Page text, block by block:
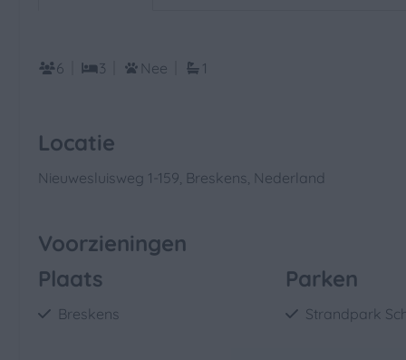
6 3 Nee 1
Locatie
Nieuwesluisweg 1-159, Breskens, Nederland
Voorzieningen
Plaats
Breskens
Parken
Strandpark